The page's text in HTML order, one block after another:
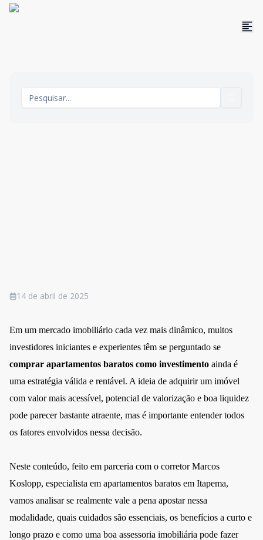
14 de abril de 2025
Em um mercado imobiliário cada vez mais dinâmico, muitos
investidores iniciantes e experientes têm se perguntado se
comprar apartamentos baratos como investimento ainda é
uma estratégia válida e rentável. A ideia de adquirir um imóvel
com valor mais acessível, potencial de valorização e boa liquidez
pode parecer bastante atraente, mas é importante entender todos
os fatores envolvidos nessa decisão.
Neste conteúdo, feito em parceria com o corretor Marcos
Koslopp, especialista em apartamentos baratos em Itapema,
vamos analisar se realmente vale a pena apostar nessa
modalidade, quais cuidados são essenciais, os benefícios a curto e
longo prazo e como uma boa assessoria imobiliária pode fazer